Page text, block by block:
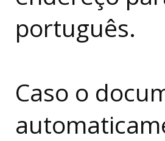
português.
Caso o